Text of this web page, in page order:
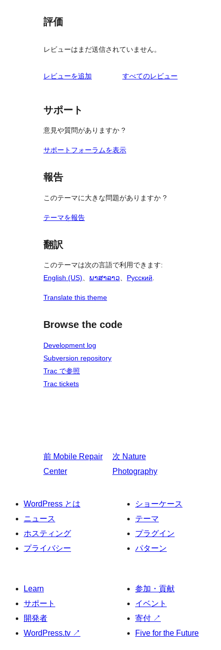
評価
レビューはまだ送信されていません。
レビューを追加 すべてのレビュー
サポート
意見や質問がありますか ?
サポートフォーラムを表示
報告
このテーマに大きな問題がありますか ?
テーマを報告
翻訳
このテーマは次の言語で利用できます:
English (US)、 ພາສາລາວ、 Русский.
Translate this theme
Browse the code
Development log
Subversion repository
Trac で参照
Trac tickets
前 Mobile Repair
Center
次 Nature
Photography
WordPress とは
ニュース
ホスティング
プライバシー
ショーケース
テーマ
プラグイン
パターン
Learn
サポート
開発者
WordPress.tv ↗
参加・貢献
イベント
寄付 ↗
Five for the Future